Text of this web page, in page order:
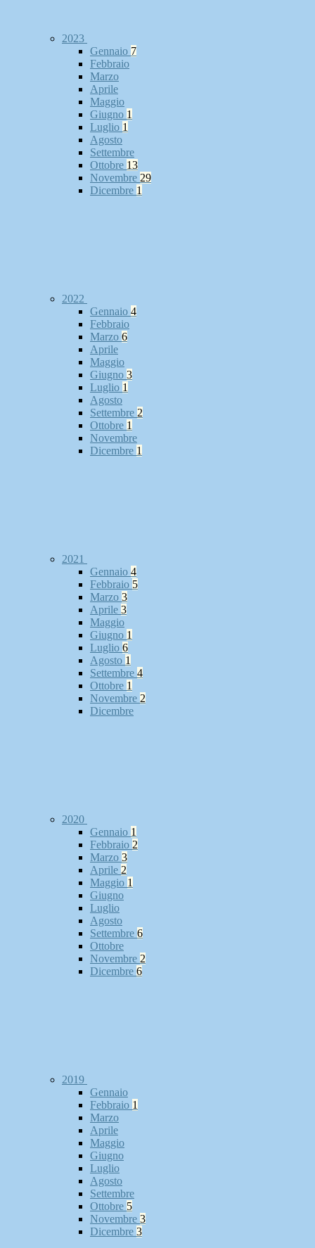
2023
Gennaio 7
Febbraio
Marzo
Aprile
Maggio
Giugno 1
Luglio 1
Agosto
Settembre
Ottobre 13
Novembre 29
Dicembre 1
2022
Gennaio 4
Febbraio
Marzo 6
Aprile
Maggio
Giugno 3
Luglio 1
Agosto
Settembre 2
Ottobre 1
Novembre
Dicembre 1
2021
Gennaio 4
Febbraio 5
Marzo 3
Aprile 3
Maggio
Giugno 1
Luglio 6
Agosto 1
Settembre 4
Ottobre 1
Novembre 2
Dicembre
2020
Gennaio 1
Febbraio 2
Marzo 3
Aprile 2
Maggio 1
Giugno
Luglio
Agosto
Settembre 6
Ottobre
Novembre 2
Dicembre 6
2019
Gennaio
Febbraio 1
Marzo
Aprile
Maggio
Giugno
Luglio
Agosto
Settembre
Ottobre 5
Novembre 3
Dicembre 3